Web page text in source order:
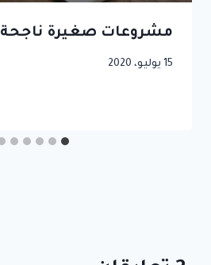
مشروعات صغيرة ناجحة
15 يوليو، 2020